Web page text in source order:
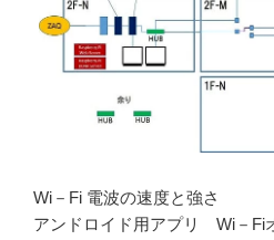
Wi－Fi 電波の速度と強さ
アンドロイド用アプリ Wi－Fi